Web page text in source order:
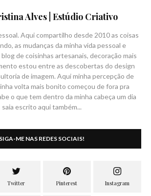
Alves | Estúdio Criativo
Aqui compartilho desde 2010 as coisas
as mudanças da minha vida pessoal e
de coisinhas artesanais, decoração mais
estou entre as descobertas do design
de imagem. Aqui minha percepção de
volta mais bonito começou de fora pra
o que tem dentro da minha cabeça um dia
saia escrito aqui também...
SIGA-ME NAS REDES SOCIAIS!